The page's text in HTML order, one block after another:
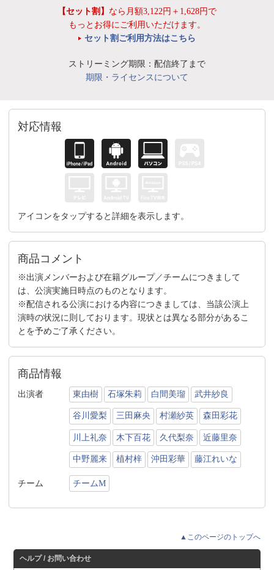
【セット割】 なら月額3,122円＋1,628円で
もっとお得にご利用いただけます。
セット割ご利用方法はこちら
ストリーミング期限：配信終了まで
期限・ライセンスについて
対応情報
アイコンをタップすると詳細を表示します。
商品コメント
※出演メンバーおよび在籍グループ／チームにつきまして
は、公演実施日時点のものとなります。
※配信される公演における内容につきましては、当該公演上
演時の状況に則しております。現状とは異なる部分があるこ
とを予めご了承ください。
商品情報
出演者 東由樹 石塚朱莉 白間美瑠 武井紗良
谷川愛梨 三田麻央 村瀬紗英 森田彩花
川上礼奈 木下百花 久代梨奈 近藤里奈
中野麗来 植村梓 沖田彩華 藤江れいな
チーム チームM
▲このページのトップへ
ヘルプ / お問い合わせ